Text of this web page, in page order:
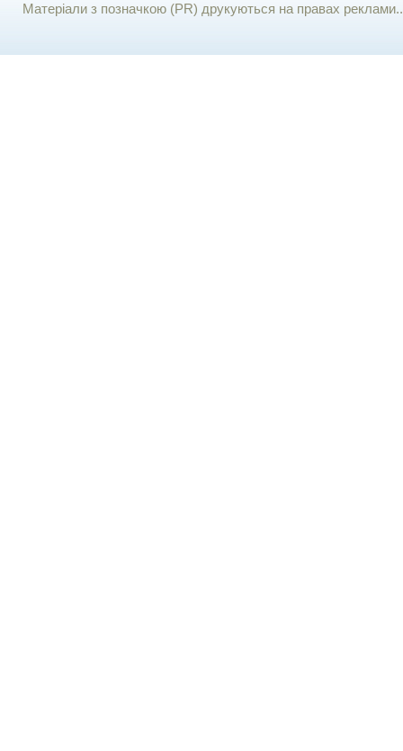
Матеріали з позначкою (PR) друкуються на правах реклами..